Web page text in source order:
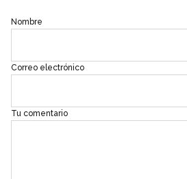
Nombre
Correo electrónico
Tu comentario